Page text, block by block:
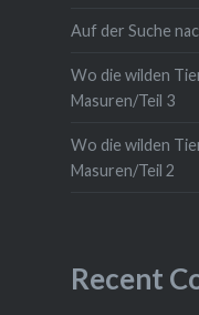
Auf der Suche
Wo die wilden
Masuren/Teil 3
Wo die wilden
Masuren/Teil 2
Recent